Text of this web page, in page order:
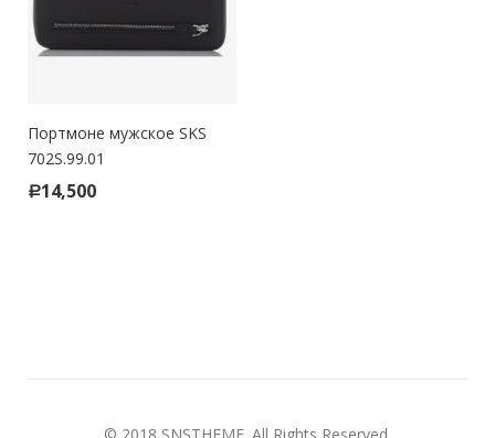
Портмоне мужское SKS
702S.99.01
Р14,500